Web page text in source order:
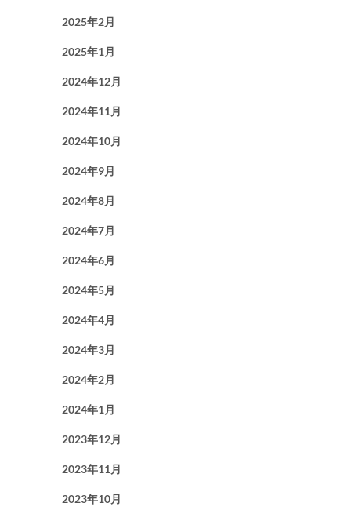
2025年2月
2025年1月
2024年12月
2024年11月
2024年10月
2024年9月
2024年8月
2024年7月
2024年6月
2024年5月
2024年4月
2024年3月
2024年2月
2024年1月
2023年12月
2023年11月
2023年10月